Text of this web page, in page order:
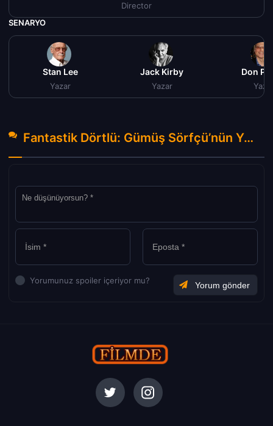
Director
SENARYO
Stan Lee
Yazar
Jack Kirby
Yazar
Don
Fantastik Dörtlü: Gümüş Sörfçü’nün Yükselişi Türkçe Dublaj izle (2007) Hakkında Yorumlar
Yorumunuz spoiler içeriyor mu?